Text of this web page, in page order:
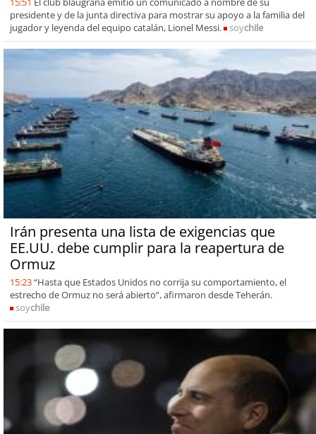
presidente y de la junta directiva para mostrar su apoyo a la familia del
jugador y leyenda del equipo catalán, Lionel Messi.
soychile
Irán presenta una lista de exigencias que
EE.UU. debe cumplir para la reapertura de
Ormuz
15:23“Hasta que Estados Unidos no corrija su comportamiento, el
estrecho de Ormuz no será abierto”, afirmaron desde Teherán.
soychile